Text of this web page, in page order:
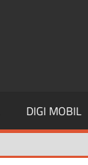
DIGI MOBIL